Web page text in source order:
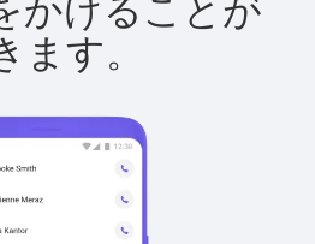
ます。